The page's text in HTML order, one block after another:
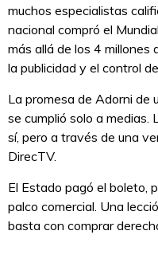
muchos especialistas
nacional compró el
más allá de los 4 millones
la publicidad y el control
La promesa de Adorni de
se cumplió solo a medias.
sí, pero a través de una
DirecTV.
El Estado pagó el boleto,
palco comercial. Una
basta con comprar